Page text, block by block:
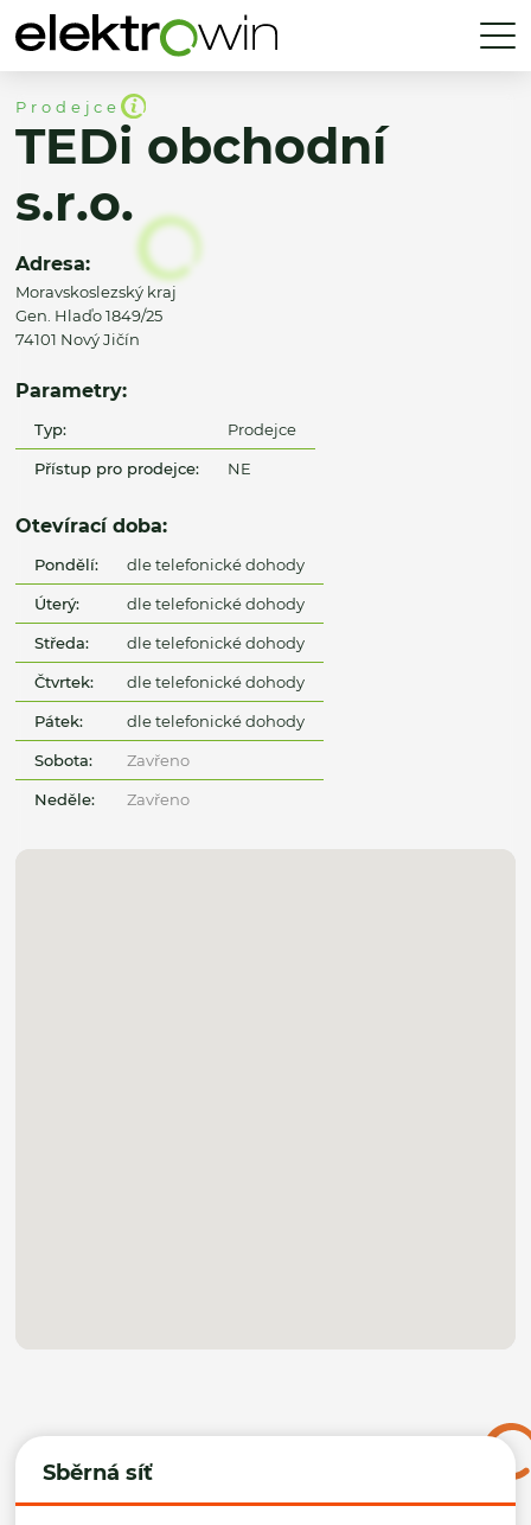
Sběrná síť
Prodejce
TEDi obchodní
s.r.o.
Adresa:
Moravskoslezský kraj
Gen. Hlaďo 1849/25
74101 Nový Jičín
Parametry:
Typ: Prodejce
Přístup pro prodejce: NE
Otevírací doba:
Pondělí: dle telefonické dohody
Úterý: dle telefonické dohody
Středa: dle telefonické dohody
Čtvrtek: dle telefonické dohody
Pátek: dle telefonické dohody
Sobota: Zavřeno
Neděle: Zavřeno